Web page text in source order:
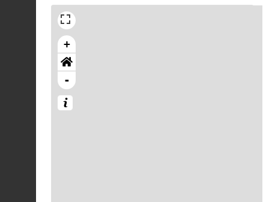
+
-